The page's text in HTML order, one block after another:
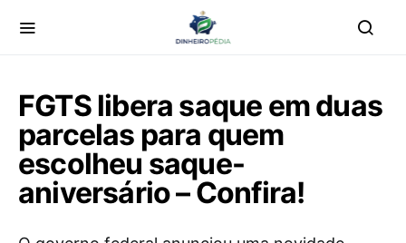
FGTS libera saque em duas
parcelas para quem
escolheu saque-
aniversário – Confira!